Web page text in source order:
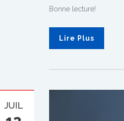
Bonne lecture!
Lire Plus
JUIL